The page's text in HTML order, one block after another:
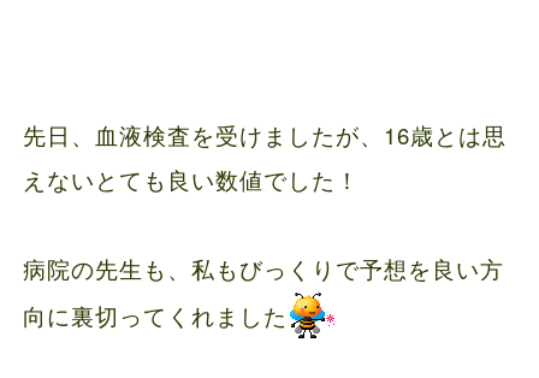
先日、血液検査を受けましたが、16歳とは思
えないとても良い数値でした！
病院の先生も、私もびっくりで予想を良い方
向に裏切ってくれました